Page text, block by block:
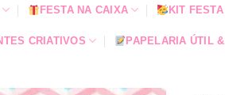
FESTA NA CAIXA KIT FESTA
CRIATIVOS PAPELARIA ÚTIL